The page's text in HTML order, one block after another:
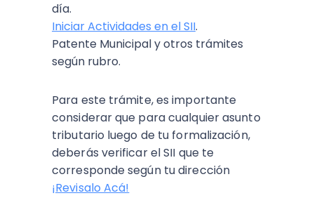
día.
Iniciar Actividades en el SII.
Patente Municipal y otros trámites
según rubro.
Para este trámite, es importante
considerar que para cualquier asunto
tributario luego de tu formalización,
deberás verificar el SII que te
corresponde según tu dirección
¡Revisalo Acá!